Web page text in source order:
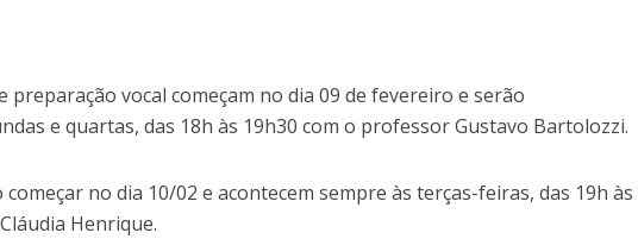
preparação vocal começam no dia 09 de fevereiro e serão
e quartas, das 18h às 19h30 com o professor Gustavo Bartolozzi.
começar no dia 10/02 e acontecem sempre às terças-feiras, das 19h
Henrique.